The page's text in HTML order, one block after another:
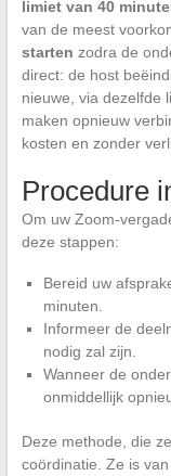
limiet van 40
van de meest
starten zodra de
direct: de host
nieuwe, via dezelfde
maken opnieuw
kosten en zonder
Procedure
Om uw Zoom-
deze stappen:
Bereid uw
minuten.
Informeer de
nodig zal zijn.
Wanneer de
onmiddellijk
Deze methode, die
coördinatie. Ze is